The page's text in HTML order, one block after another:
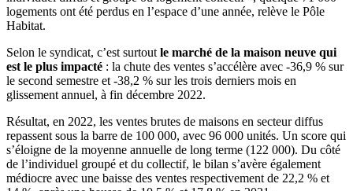
logements ont été perdus en l’espace d’une année, relève le Pôle
Habitat.
Selon le syndicat, c’est surtout le marché de la maison neuve qui
est le plus impacté : la chute des ventes s’accélère avec -36,9 % sur
le second semestre et -38,2 % sur les trois derniers mois en
glissement annuel, à fin décembre 2022.
Résultat, en 2022, les ventes brutes de maisons en secteur diffus
repassent sous la barre de 100 000, avec 96 000 unités. Un score qui
s’éloigne de la moyenne annuelle de long terme (122 000). Du côté
de l’individuel groupé et du collectif, le bilan s’avère également
médiocre avec une baisse des ventes respectivement de 22,2 % et